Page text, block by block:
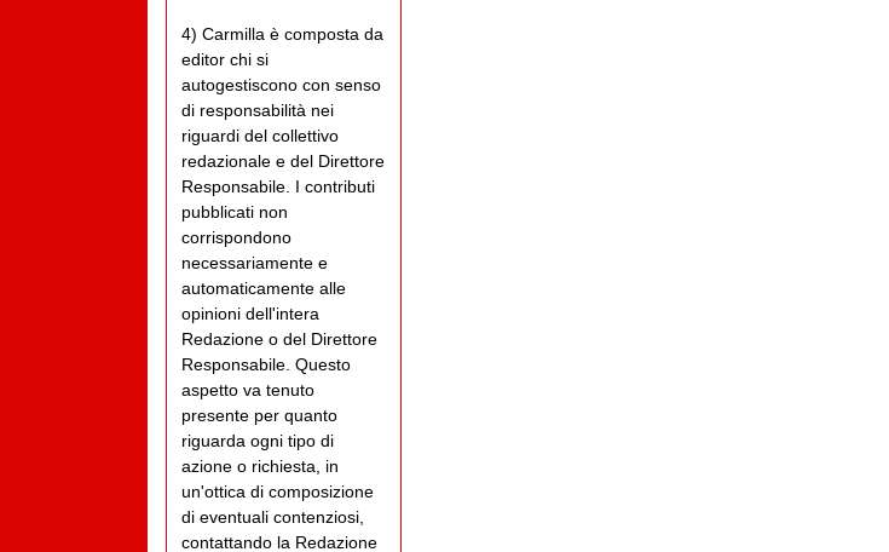
4) Carmilla è composta da
editor chi si
autogestiscono con senso
di responsabilità nei
riguardi del collettivo
redazionale e del Direttore
Responsabile. I contributi
pubblicati non
corrispondono
necessariamente e
automaticamente alle
opinioni dell'intera
Redazione o del Direttore
Responsabile. Questo
aspetto va tenuto
presente per quanto
riguarda ogni tipo di
azione o richiesta, in
un'ottica di composizione
di eventuali contenziosi,
contattando la Redazione